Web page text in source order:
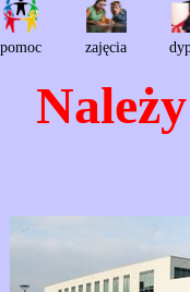
pomoc zajęcia